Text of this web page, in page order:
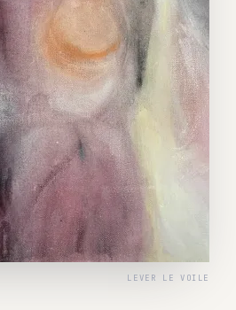
LEVER LE VOILE